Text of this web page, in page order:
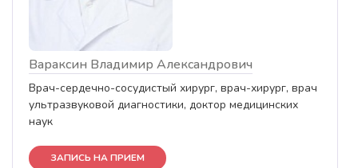
Вараксин Владимир Александрович
Врач-сердечно-сосудистый хирург, врач-хирург, врач
ультразвуковой диагностики, доктор медицинских
наук
ЗАПИСЬ НА ПРИЕМ